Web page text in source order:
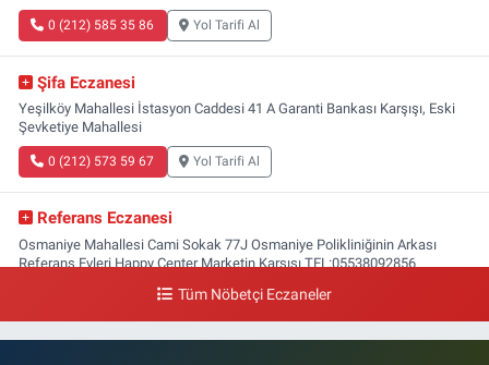
0 (212) 585 35 86 Yol Tarifi Al
Şifa Eczanesi
Yeşilköy Mahallesi İstasyon Caddesi 41 A Garanti Bankası Karşışı, Eski
Şevketiye Mahallesi
0 (212) 573 59 67 Yol Tarifi Al
Referans Eczanesi
Osmaniye Mahallesi Cami Sokak 77J Osmaniye Polikliniğinin Arkası
Referans Evleri Happy Center Marketin Karşısı TEL:05538092856
Yol Tarifi Al
Tüm Nöbetçi Eczaneler